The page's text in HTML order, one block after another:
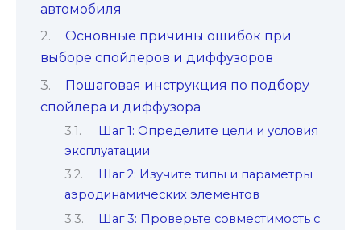
автомобиля
Основные причины ошибок при
выборе спойлеров и диффузоров
Пошаговая инструкция по подбору
спойлера и диффузора
Шаг 1: Определите цели и условия
эксплуатации
Шаг 2: Изучите типы и параметры
аэродинамических элементов
Шаг 3: Проверьте совместимость с